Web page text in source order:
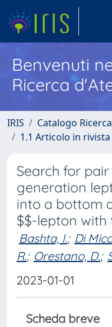
Benvenuti
Ricerca
IRIS Catalogo Ricerca
1.1 Articolo in rivista
Search for
generation
into a bottom
$$-lepton with
Bashta, I.; Di
R.; Orestano, D.;
2023-01-01
Scheda breve